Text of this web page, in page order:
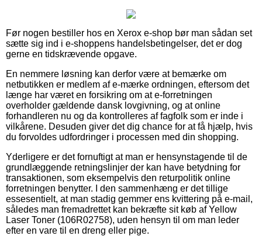
Før nogen bestiller hos en Xerox e-shop bør man sådan set
sætte sig ind i e-shoppens handelsbetingelser, det er dog
gerne en tidskrævende opgave.
En nemmere løsning kan derfor være at bemærke om
netbutikken er medlem af e-mærke ordningen, eftersom det
længe har været en forsikring om at e-forretningen
overholder gældende dansk lovgivning, og at online
forhandleren nu og da kontrolleres af fagfolk som er inde i
vilkårene. Desuden giver det dig chance for at få hjælp, hvis
du forvoldes udfordringer i processen med din shopping.
Yderligere er det fornuftigt at man er hensynstagende til de
grundlæggende retningslinjer der kan have betydning for
transaktionen, som eksempelvis den returpolitik online
forretningen benytter. I den sammenhæng er det tillige
essesentielt, at man stadig gemmer ens kvittering på e-mail,
således man fremadrettet kan bekræfte sit køb af Yellow
Laser Toner (106R02758), uden hensyn til om man leder
efter en vare til en dreng eller pige.